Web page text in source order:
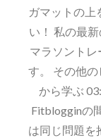
ガマットの上
い！ 私の最
マラソントレ
す。 その他
から学ぶ
Fitblogginの
は同じ問題を